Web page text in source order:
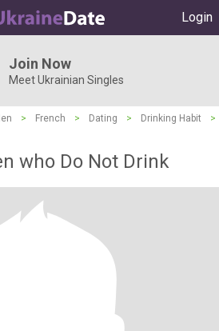
Login
Join Now
Meet Ukrainian Singles
> French > Dating > Drinking Habit
>
who Do Not Drink